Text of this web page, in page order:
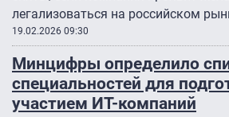
легализоваться на российском
19.02.2026 09:30
Минцифры определило
специальностей для
участием ИТ-компаний